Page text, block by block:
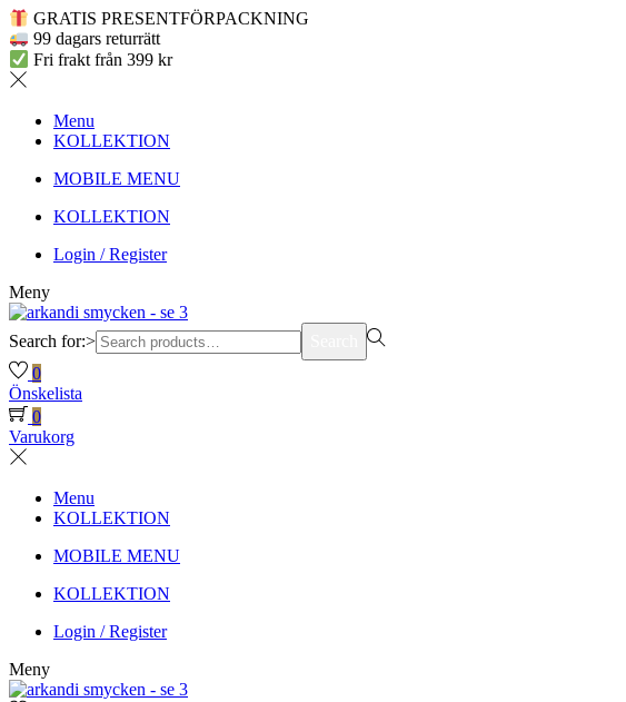
GRATIS PRESENTFÖRPACKNING
99 dagars returrätt
Fri frakt från 399 kr
Menu
KOLLEKTION
MOBILE MENU
KOLLEKTION
Login / Register
Meny
Search for:>
0
Önskelista
0
Varukorg
Menu
KOLLEKTION
MOBILE MENU
KOLLEKTION
Login / Register
Meny